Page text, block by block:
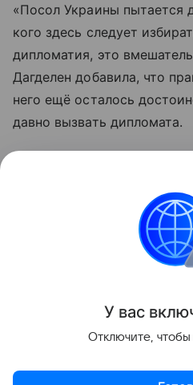
«Посол Украины пытается
кого здесь следует
дипломатия, это
Дагделен добавила, что
него ещё осталось
давно вызвать дипломата.
Украина
У вас
Отключите,